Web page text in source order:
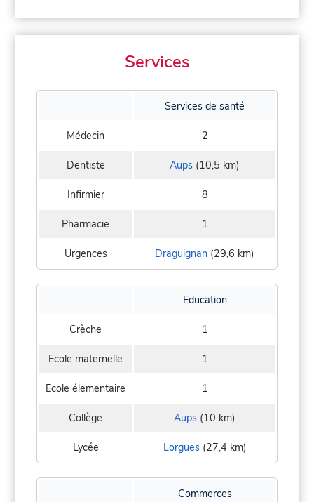
Services
Services de santé
Médecin 2
Dentiste Aups (10,5 km)
Infirmier 8
Pharmacie 1
Urgences Draguignan (29,6 km)
Education
Crèche 1
Ecole maternelle 1
Ecole élementaire 1
Collège Aups (10 km)
Lycée Lorgues(27,4 km)
Commerces